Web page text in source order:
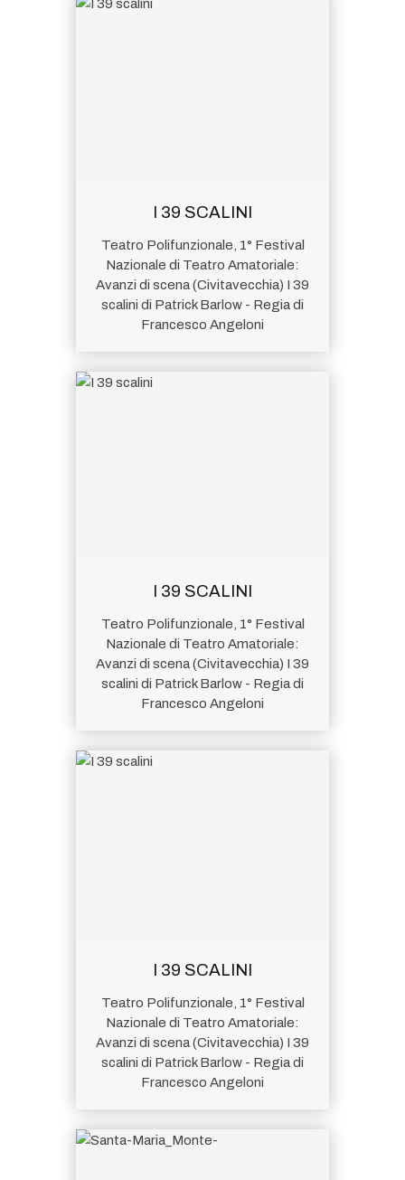
I 39 SCALINI
Teatro Polifunzionale, 1° Festival
Nazionale di Teatro Amatoriale:
Avanzi di scena (Civitavecchia) I 39
scalini di Patrick Barlow - Regia di
Francesco Angeloni
I 39 SCALINI
Teatro Polifunzionale, 1° Festival
Nazionale di Teatro Amatoriale:
Avanzi di scena (Civitavecchia) I 39
scalini di Patrick Barlow - Regia di
Francesco Angeloni
I 39 SCALINI
Teatro Polifunzionale, 1° Festival
Nazionale di Teatro Amatoriale:
Avanzi di scena (Civitavecchia) I 39
scalini di Patrick Barlow - Regia di
Francesco Angeloni